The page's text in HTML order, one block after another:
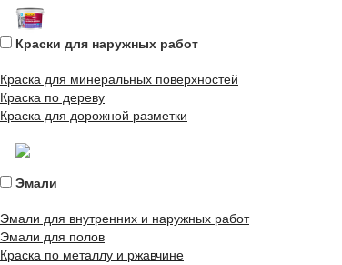
Краски для наружных работ
Краска для минеральных поверхностей
Краска по дереву
Краска для дорожной разметки
Эмали
Эмали для внутренних и наружных работ
Эмали для полов
Краска по металлу и ржавчине